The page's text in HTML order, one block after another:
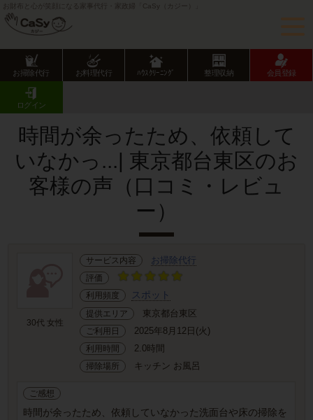
お財布と心が笑顔になる家事代行・家政婦「CaSy（カジー）」
お掃除代行 お料理代行 ﾊｳｽｸﾘｰﾆﾝｸﾞ 整理収納 会員登録
ログイン
CaSy TOP
お客様の声･口コミ詳細
時間が余ったため、依頼して
いなかっ...| 東京都台東区のお
客様の声（口コミ・レビュ
ー）
30代 女性
サービス内容 お掃除代行
評価
利用頻度
スポット
提供エリア 東京都台東区
ご利用日 2025年8月12日(火)
利用時間 2.0時間
掃除場所 キッチン お風呂
ご感想
時間が余ったため、依頼していなかった洗面台や床の掃除を